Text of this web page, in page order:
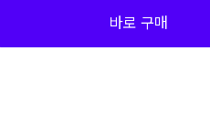
바로 구매